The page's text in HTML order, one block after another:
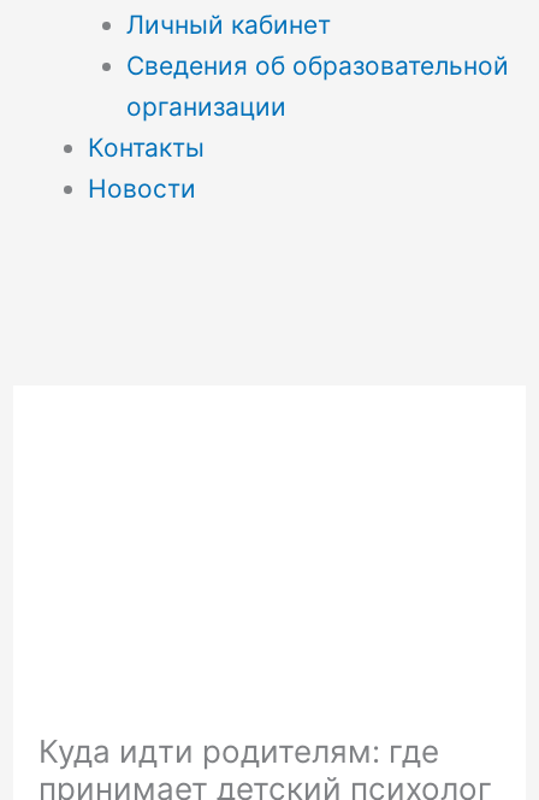
Личный кабинет
Сведения об образовательной
организации
Контакты
Новости
Куда идти родителям: где
принимает детский психолог